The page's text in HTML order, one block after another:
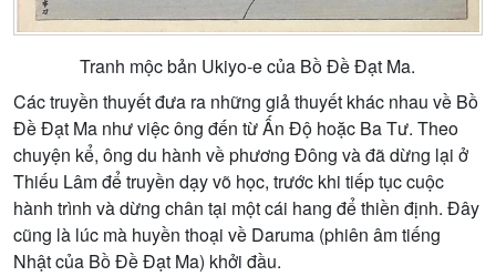
Tranh mộc bản Ukiyo-e của Bồ Đề Đạt Ma.
Các truyền thuyết đưa ra những giả thuyết khác nhau về Bồ
Đề Đạt Ma như việc ông đến từ Ấn Độ hoặc Ba Tư. Theo
chuyện kể, ông du hành về phương Đông và đã dừng lại ở
Thiếu Lâm để truyền dạy võ học, trước khi tiếp tục cuộc
hành trình và dừng chân tại một cái hang để thiền định. Đây
cũng là lúc mà huyền thoại về Daruma (phiên âm tiếng
Nhật của Bồ Đề Đạt Ma) khởi đầu.